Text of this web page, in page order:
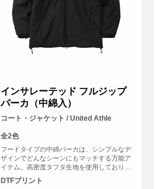
インサレーテッド フルジップ
パーカ（中綿入）
コート・ジャケット / United Athle
全2色
フードタイプの中綿パーカは、シンプルなデ
ザインでどんなシーンにもマッチする万能ア
イテム。高密度タフタ生地を使用しており、
軽量さと上品な光沢感が魅力。袖口と裾口を
絞ることができるため、丸みのあるシルエッ
DTFプリント